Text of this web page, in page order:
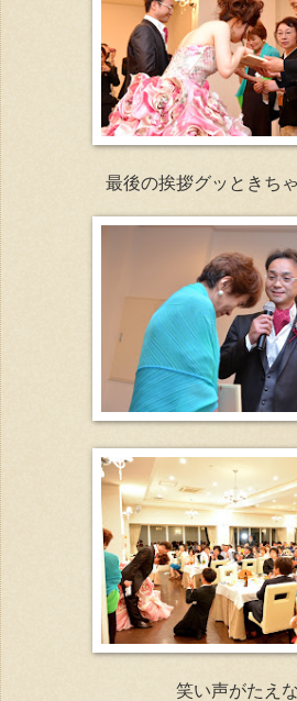
最後の挨拶グッときち
笑い声がたえ